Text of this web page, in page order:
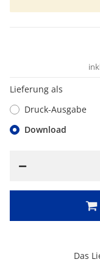
Das
Lieferung als
Druck-Ausgabe
Download